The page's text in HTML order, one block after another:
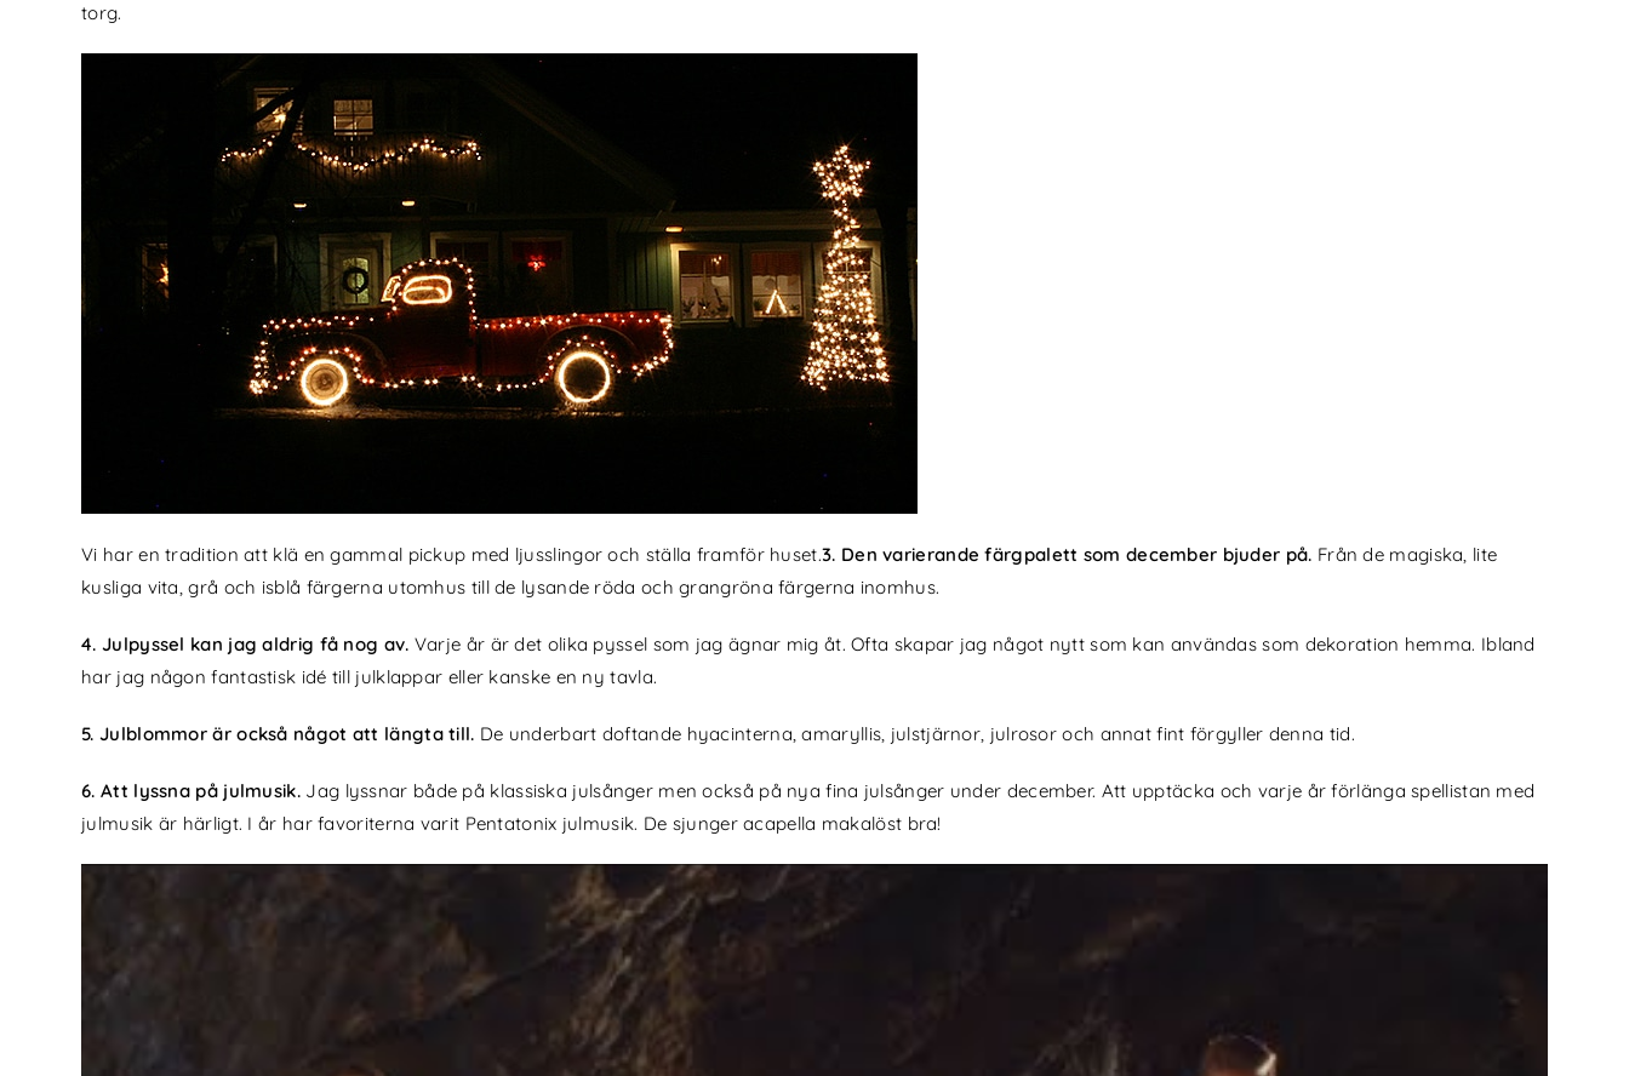
torg.
Vi har en tradition att klä en gammal pickup med ljusslingor och ställa framför huset.3. Den varierande färgpalett som december bjuder på. Från de magiska, lite
kusliga vita, grå och isblå färgerna utomhus till de lysande röda och grangröna färgerna inomhus.
4. Julpyssel kan jag aldrig få nog av. Varje år är det olika pyssel som jag ägnar mig åt. Ofta skapar jag något nytt som kan användas som dekoration hemma. Ibland
har jag någon fantastisk idé till julklappar eller kanske en ny tavla.
5. Julblommor är också något att längta till. De underbart doftande hyacinterna, amaryllis, julstjärnor, julrosor och annat fint förgyller denna tid.
6. Att lyssna på julmusik. Jag lyssnar både på klassiska julsånger men också på nya fina julsånger under december. Att upptäcka och varje år förlänga spellistan med
julmusik är härligt. I år har favoriterna varit Pentatonix julmusik. De sjunger acapella makalöst bra!